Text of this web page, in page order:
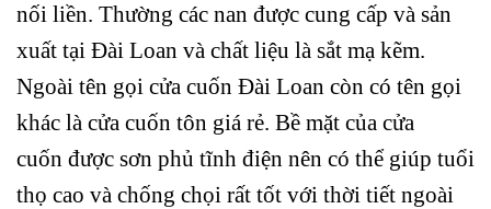
nối liền. Thường các nan được cung cấp và sản
xuất tại Đài Loan và chất liệu là sắt mạ kẽm.
Ngoài tên gọi cửa cuốn Đài Loan còn có tên gọi
khác là cửa cuốn tôn giá rẻ. Bề mặt của cửa
cuốn được sơn phủ tĩnh điện nên có thể giúp tuổi
thọ cao và chống chọi rất tốt với thời tiết ngoài